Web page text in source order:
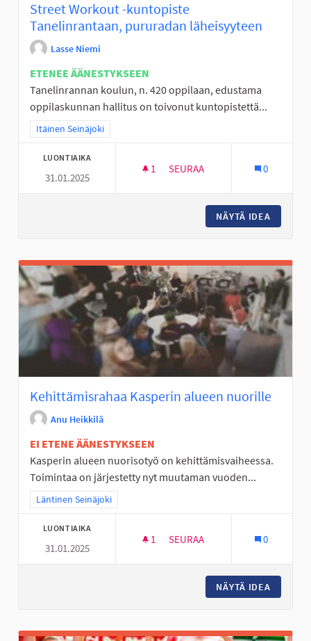
Street Workout -kuntopiste
Tanelinrantaan, pururadan läheisyyteen
Lasse Niemi
ETENEE ÄÄNESTYKSEEN
Tanelinrannan koulun, n. 420 oppilaan, edustama
oppilaskunnan hallitus on toivonut kuntopistettä...
Rajaa tulokset teeman mukaan: Itäinen Seinäjoki
Itäinen Seinäjoki
LUONTIAIKA
31.01.2025
1 1 SEURAAJA
SEURAA 0
NÄYTÄ IDEA
Kehittämisrahaa Kasperin alueen nuorille
Anu Heikkilä
EI ETENE ÄÄNESTYKSEEN
Kasperin alueen nuorisotyö on kehittämisvaiheessa.
Toimintaa on järjestetty nyt muutaman vuoden...
Rajaa tulokset teeman mukaan: Läntinen Seinäjoki
Läntinen Seinäjoki
LUONTIAIKA
31.01.2025
1 1 SEURAAJA
SEURAA 0
NÄYTÄ IDEA